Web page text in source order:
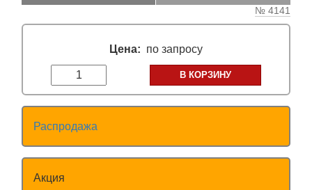
№ 4141
Цена: по запросу
В КОРЗИНУ
Распродажа
Акция